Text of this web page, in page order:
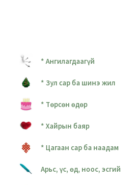
* Ангилагдаагүй
* Зул сар ба шинэ жил
* Төрсөн өдөр
* Хайрын баяр
* Цагаан сар ба наадам
Арьс, үс, өд, ноос, эсгий